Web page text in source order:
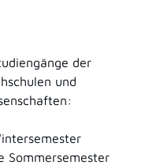
der
und
Sommersemester